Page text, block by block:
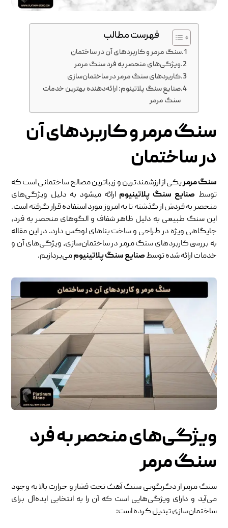
فهرست مطالب
سنگ مرمر و کاربردهای آن در ساختمان‌
ویژگی‌های منحصر به فرد سنگ مرمر
کاربردهای سنگ مرمر در ساختمان‌سازی
صنایع سنگ پلاتینوم: ارائه‌دهنده بهترین خدمات
سنگ مرمر
سنگ مرمر و کاربردهای آن
در ساختمان‌
سنگ مرمریکی از ارزشمندترین و زیباترین مصالح ساختمانی است که
توسط صنایع سنگ پلاتینیوم ارائه میشود به دلیل ویژگی‌های
منحصر به فردش از گذشته تا به امروز مورد استفاده قرار گرفته است.
این سنگ طبیعی به دلیل ظاهر شفاف و الگوهای منحصر به فرد،
جایگاهی ویژه در طراحی و ساخت بناهای لوکس دارد. در این مقاله
به بررسی کاربردهای سنگ مرمر در ساختمان‌سازی، ویژگی‌های آن و
خدمات ارائه شده توسطصنایع سنگ پلاتینیوممی‌پردازیم.
ویژگی‌های منحصر به فرد
سنگ مرمر
سنگ مرمر از دگرگونی سنگ آهک تحت فشار و حرارت بالا به وجود
می‌آید و دارای ویژگی‌هایی است که آن را به انتخابی ایده‌آل برای
ساختمان‌سازی تبدیل کرده است: